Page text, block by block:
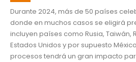
Durante 2024, más de 50 países
donde en muchos casos se eligirá
incluyen países como Rusia, Taiwán,
Estados Unidos y por supuesto
procesos tendrá un gran impacto